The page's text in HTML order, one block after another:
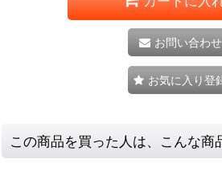
お問い合わせ
お気に入り登
この商品を買った人は、こんな商